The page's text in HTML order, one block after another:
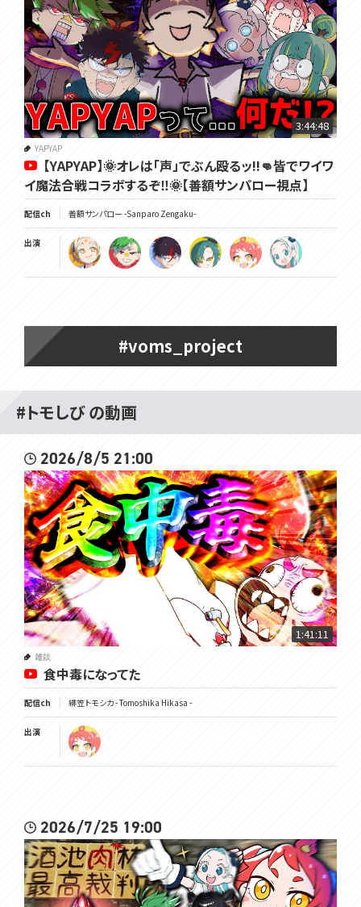
3:44:48
YAPYAP
【YAPYAP】🌞オレは「声」でぶん殴るッ!!👊皆でワイワ
イ魔法合戦コラボするぞ‼🌞【善額サンパロー視点】
配信ch 善額サンパロー -Sanparo Zengaku-
出演
#voms_project
#トモしび の動画
2026/8/5 21:00
1:41:11
雑談
食中毒になってた
配信ch 緋笠トモシカ - Tomoshika Hikasa -
出演
2026/7/25 19:00